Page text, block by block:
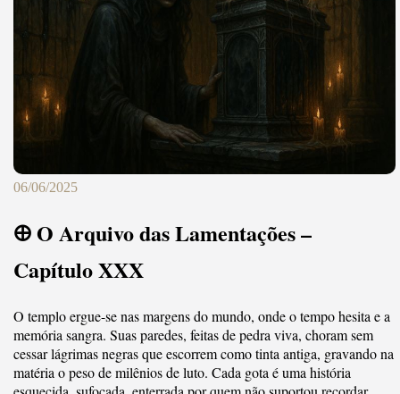
06/06/2025
🜨 O Arquivo das Lamentações –
Capítulo XXX
O templo ergue-se nas margens do mundo, onde o tempo hesita e a
memória sangra. Suas paredes, feitas de pedra viva, choram sem
cessar lágrimas negras que escorrem como tinta antiga, gravando na
matéria o peso de milênios de luto. Cada gota é uma história